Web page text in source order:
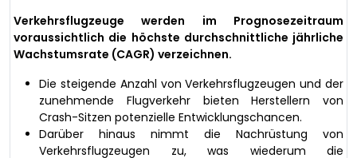
Verkehrsflugzeuge werden im Prognosezeitraum
voraussichtlich die höchste durchschnittliche jährliche
Wachstumsrate (CAGR) verzeichnen.
Die steigende Anzahl von Verkehrsflugzeugen und der
zunehmende Flugverkehr bieten Herstellern von
Crash-Sitzen potenzielle Entwicklungschancen.
Darüber hinaus nimmt die Nachrüstung von
Verkehrsflugzeugen zu, was wiederum die